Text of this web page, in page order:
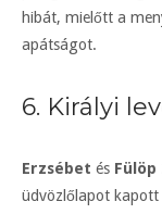
hibát, mielőtt a
apátságot.
6. Királyi
Erzsébet és Fülöp
üdvözlőlapot